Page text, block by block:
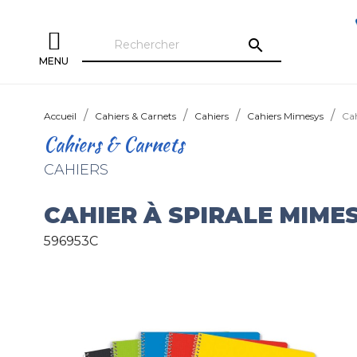
MENU
search
Accueil Cahiers & Carnets Cahiers Cahiers Mimesys
Cahiers & Carnets
CAHIERS
CAHIER À SPIRALE
596953C